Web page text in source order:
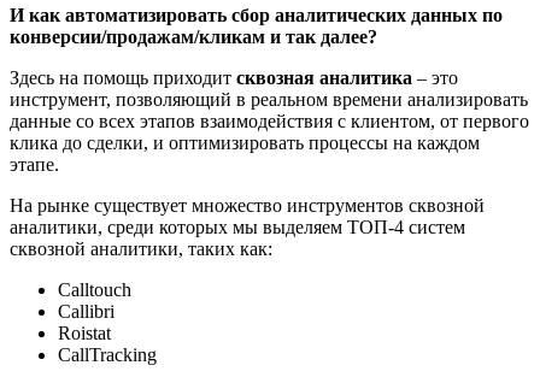
И как автоматизировать сбор аналитических данных по
конверсии/продажам/кликам и так далее?
Здесь на помощь приходит сквозная аналитика – это
инструмент, позволяющий в реальном времени анализировать
данные со всех этапов взаимодействия с клиентом, от первого
клика до сделки, и оптимизировать процессы на каждом
этапе.
На рынке существует множество инструментов сквозной
аналитики, среди которых мы выделяем ТОП-4 систем
сквозной аналитики, таких как:
Calltouch
Callibri
Roistat
CallTracking